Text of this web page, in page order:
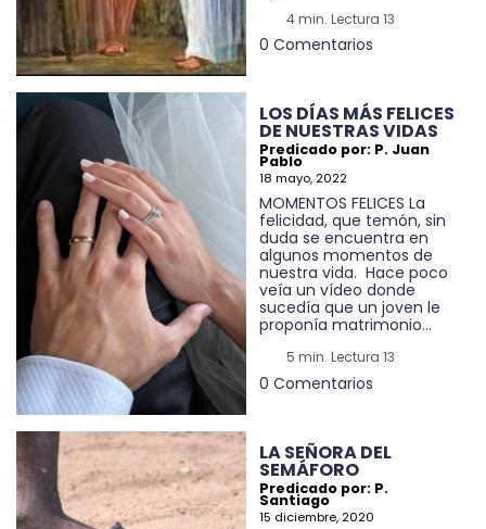
4 min. Lectura 13
0 Comentarios
LOS DÍAS MÁS FELICES
DE NUESTRAS VIDAS
Predicado por: P. Juan
Pablo
18 mayo, 2022
MOMENTOS FELICES La
felicidad, que temón, sin
duda se encuentra en
algunos momentos de
nuestra vida. Hace poco
veía un vídeo donde
sucedía que un joven le
proponía matrimonio...
5 min. Lectura 13
0 Comentarios
LA SEÑORA DEL
SEMÁFORO
Predicado por: P.
Santiago
15 diciembre, 2020